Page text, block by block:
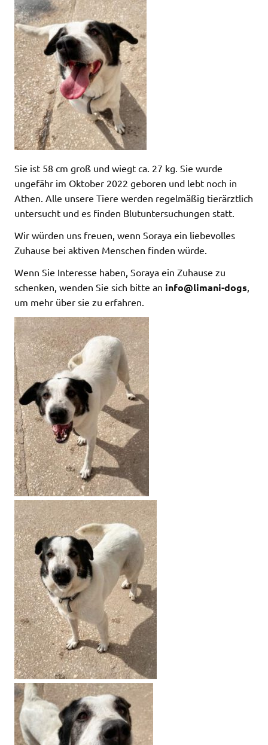
Sie ist 58 cm groß und wiegt ca. 27 kg. Sie wurde
ungefähr im Oktober 2022 geboren und lebt noch in
Athen. Alle unsere Tiere werden regelmäßig tierärztlich
untersucht und es finden Blutuntersuchungen statt.
Wir würden uns freuen, wenn Soraya ein liebevolles
Zuhause bei aktiven Menschen finden würde.
Wenn Sie Interesse haben, Soraya ein Zuhause zu
schenken, wenden Sie sich bitte an info@limani-dogs
um mehr über sie zu erfahren.